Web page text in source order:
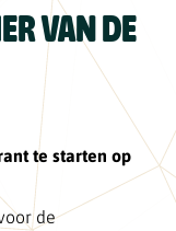
VAN DE
te starten op
de